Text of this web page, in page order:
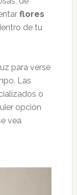
flores
de tu
para verse
Las
o
opción
vea